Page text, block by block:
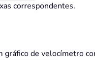
correspondentes.
gráfico de velocímetro